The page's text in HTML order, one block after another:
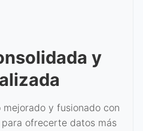
y
y fusionado con
ofrecerte datos más